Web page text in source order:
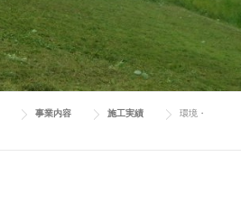
事業内容 施工実績
環境・